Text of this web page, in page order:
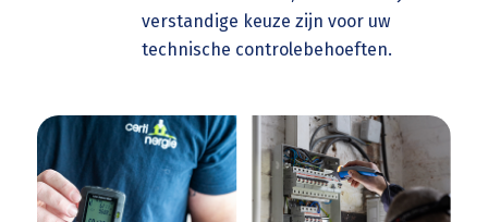
verstandige keuze zijn voor uw
technische controlebehoeften.